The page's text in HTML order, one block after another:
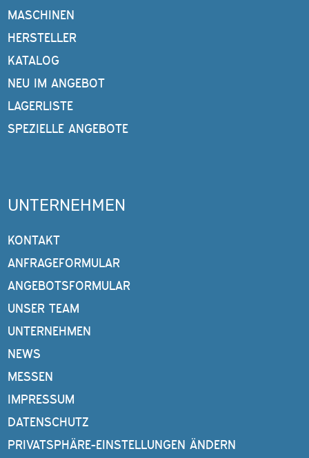
MASCHINEN
HERSTELLER
KATALOG
NEU IM ANGEBOT
LAGERLISTE
SPEZIELLE ANGEBOTE
UNTERNEHMEN
KONTAKT
ANFRAGEFORMULAR
ANGEBOTSFORMULAR
UNSER TEAM
UNTERNEHMEN
NEWS
MESSEN
IMPRESSUM
DATENSCHUTZ
PRIVATSPHÄRE-EINSTELLUNGEN ÄNDERN